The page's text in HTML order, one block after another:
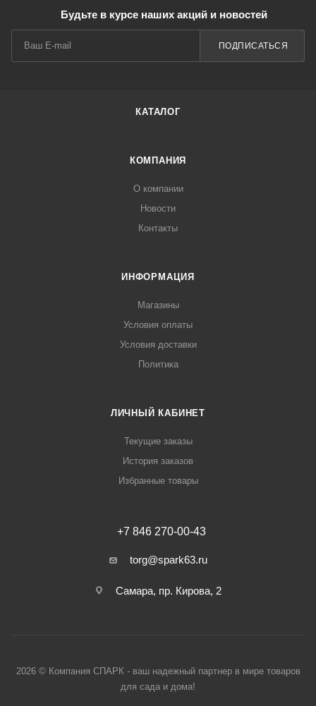
Будьте в курсе наших акций и новостей
ПОДПИСАТЬСЯ
КАТАЛОГ
КОМПАНИЯ
О компании
Новости
Контакты
ИНФОРМАЦИЯ
Магазины
Условия оплаты
Условия доставки
Политика
ЛИЧНЫЙ КАБИНЕТ
Текущие заказы
История заказов
Избранные товары
+7 846 270-00-43
torg@spark63.ru
Самара, пр. Кирова, 2
2026 © Компания СПАРК - ваш надежный партнер в мире товаров
для сада и дома!